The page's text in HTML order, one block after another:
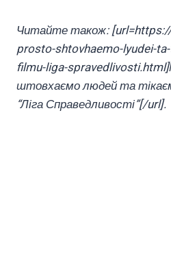
Читайте також:
prosto-shtovhaemo-lyudei-
filmu-liga-
штовхаємо людей та
“Ліга Справедливості”[/url].